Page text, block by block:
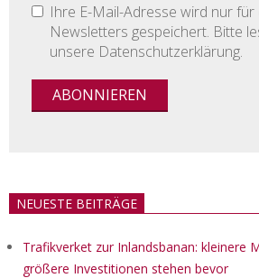
Ihre E-Mail-Adresse wird nur
Newsletters gespeichert. Bitte
unsere Datenschutzerklärung.
NEUESTE BEITRÄGE
Trafikverket zur Inlandsbanan: kleinere
größere Investitionen stehen bevor